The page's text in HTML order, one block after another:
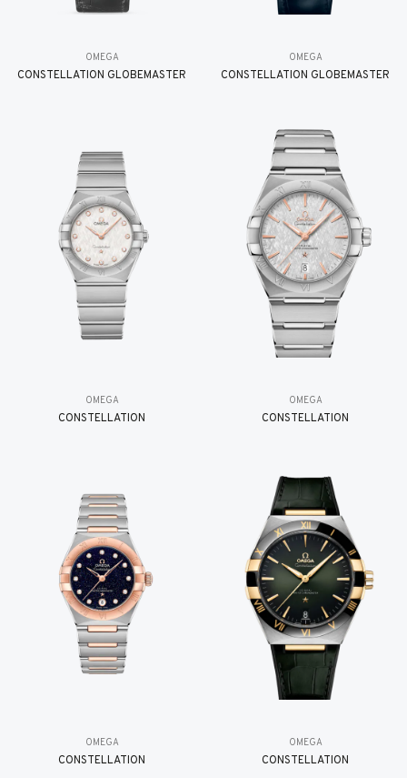
OMEGA
CONSTELLATION GLOBEMASTER
OMEGA
CONSTELLATION GLOBEMASTER
OMEGA
CONSTELLATION
OMEGA
CONSTELLATION
OMEGA
CONSTELLATION
OMEGA
CONSTELLATION